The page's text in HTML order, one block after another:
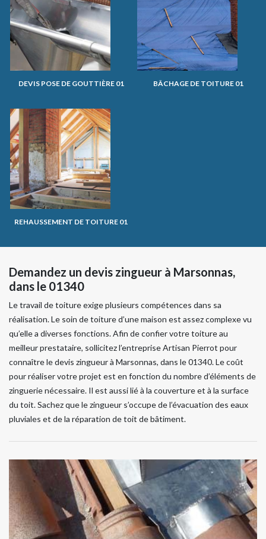
DEVIS POSE DE GOUTTIÈRE 01 BÂCHAGE DE TOITURE 01
REHAUSSEMENT DE TOITURE 01
Demandez un devis zingueur à Marsonnas,
dans le 01340
Le travail de toiture exige plusieurs compétences dans sa
réalisation. Le soin de toiture d’une maison est assez complexe vu
qu’elle a diverses fonctions. Afin de confier votre toiture au
meilleur prestataire, sollicitez l’entreprise Artisan Pierrot pour
connaître le devis zingueur à Marsonnas, dans le 01340. Le coût
pour réaliser votre projet est en fonction du nombre d’éléments de
zinguerie nécessaire. Il est aussi lié à la couverture et à la surface
du toit. Sachez que le zingueur s’occupe de l’évacuation des eaux
pluviales et de la réparation de toit de bâtiment.